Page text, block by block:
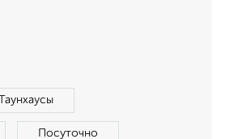
Таунхаусы
Посуточно